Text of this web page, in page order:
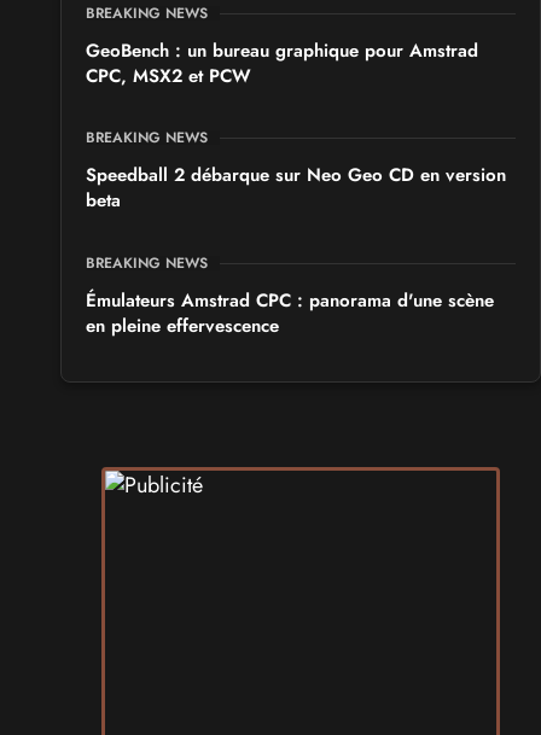
BREAKING NEWS
GeoBench : un bureau graphique pour Amstrad
CPC, MSX2 et PCW
BREAKING NEWS
Speedball 2 débarque sur Neo Geo CD en version
beta
BREAKING NEWS
Émulateurs Amstrad CPC : panorama d'une scène
en pleine effervescence